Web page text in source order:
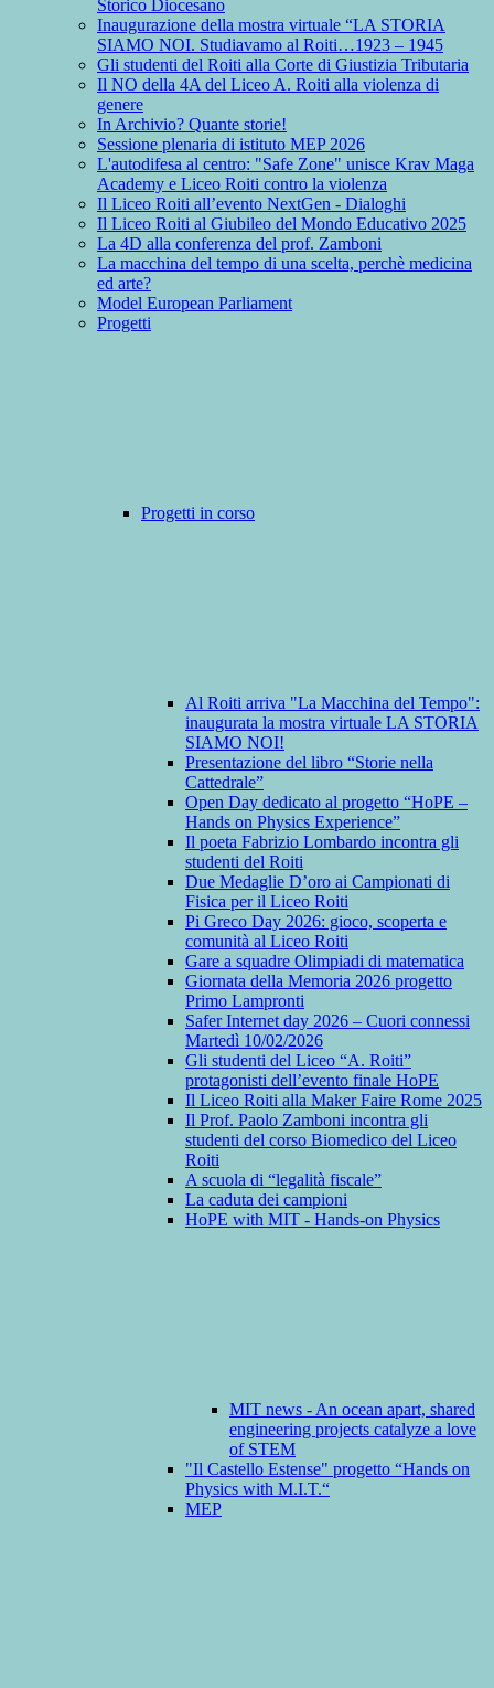
Storico Diocesano
Inaugurazione della mostra virtuale “LA STORIA
SIAMO NOI. Studiavamo al Roiti…1923 – 1945
Gli studenti del Roiti alla Corte di Giustizia Tributaria
Il NO della 4A del Liceo A. Roiti alla violenza di
genere
In Archivio? Quante storie!
Sessione plenaria di istituto MEP 2026
L'autodifesa al centro: "Safe Zone" unisce Krav Maga
Academy e Liceo Roiti contro la violenza
Il Liceo Roiti all’evento NextGen - Dialoghi
Il Liceo Roiti al Giubileo del Mondo Educativo 2025
La 4D alla conferenza del prof. Zamboni
La macchina del tempo di una scelta, perchè medicina
ed arte?
Model European Parliament
Progetti
Progetti in corso
Al Roiti arriva "La Macchina del Tempo":
inaugurata la mostra virtuale LA STORIA
SIAMO NOI!
Presentazione del libro “Storie nella
Cattedrale”
Open Day dedicato al progetto “HoPE –
Hands on Physics Experience”
Il poeta Fabrizio Lombardo incontra gli
studenti del Roiti
Due Medaglie D’oro ai Campionati di
Fisica per il Liceo Roiti
Pi Greco Day 2026: gioco, scoperta e
comunità al Liceo Roiti
Gare a squadre Olimpiadi di matematica
Giornata della Memoria 2026 progetto
Primo Lampronti
Safer Internet day 2026 – Cuori connessi
Martedì 10/02/2026
Gli studenti del Liceo “A. Roiti”
protagonisti dell’evento finale HoPE
Il Liceo Roiti alla Maker Faire Rome 2025
Il Prof. Paolo Zamboni incontra gli
studenti del corso Biomedico del Liceo
Roiti
A scuola di “legalità fiscale”
La caduta dei campioni
HoPE with MIT - Hands-on Physics
MIT news - An ocean apart, shared
engineering projects catalyze a love
of STEM
"Il Castello Estense" progetto “Hands on
Physics with M.I.T.“
MEP